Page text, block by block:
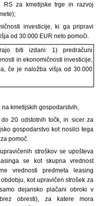
RS za kmetijske trge in razvoj
investicije, ki ga pripravi
od 30.000 EUR neto pomoči.
biti izdani: 1) predračuni
in ekonomičnosti investicije,
če je naložba višja od 30.000
kmetijskih gospodarstvih,
20 odstotnih točk, in sicer za
gospodarstvo kot nosilci tega
pomoč.
stroškov se upošteva
se kot skupna vrednost
vrednosti predmeta leasing
kot upravičen strošek za
dejansko plačani obroki v
obresti), za katere mora